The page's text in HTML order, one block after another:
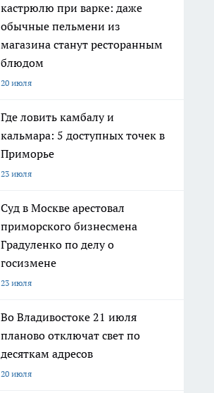
кастрюлю при варке: даже
обычные пельмени из
магазина станут ресторанным
блюдом
20 июля
Где ловить камбалу и
кальмара: 5 доступных точек в
Приморье
23 июля
Суд в Москве арестовал
приморского бизнесмена
Градуленко по делу о
госизмене
23 июля
Во Владивостоке 21 июля
планово отключат свет по
десяткам адресов
20 июля